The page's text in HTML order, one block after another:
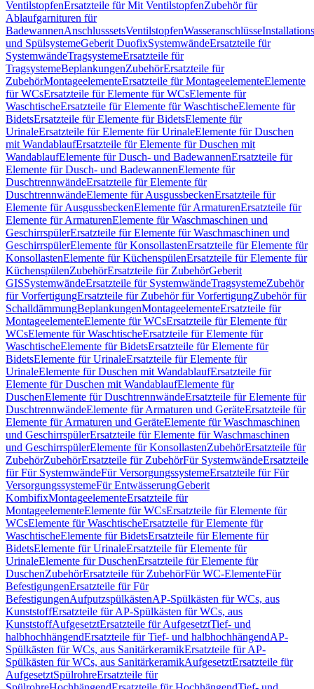
VentilstopfenErsatzteile für Mit VentilstopfenZubehör für
Ablaufgarnituren für
BadewannenAnschlusssetsVentilstopfenWasseranschlüsse
und SpülsystemeGeberit DuofixSystemwändeErsatzteile für
SystemwändeTragsystemeErsatzteile für
TragsystemeBeplankungenZubehörErsatzteile für
ZubehörMontageelementeErsatzteile für MontageelementeElemente
für WCsErsatzteile für Elemente für WCsElemente für
WaschtischeErsatzteile für Elemente für WaschtischeElemente für
BidetsErsatzteile für Elemente für BidetsElemente für
UrinaleErsatzteile für Elemente für UrinaleElemente für Duschen
mit WandablaufErsatzteile für Elemente für Duschen mit
WandablaufElemente für Dusch- und BadewannenErsatzteile für
Elemente für Dusch- und BadewannenElemente für
DuschtrennwändeErsatzteile für Elemente für
DuschtrennwändeElemente für AusgussbeckenErsatzteile für
Elemente für AusgussbeckenElemente für ArmaturenErsatzteile für
Elemente für ArmaturenElemente für Waschmaschinen und
GeschirrspülerErsatzteile für Elemente für Waschmaschinen und
GeschirrspülerElemente für KonsollastenErsatzteile für Elemente für
KonsollastenElemente für KüchenspülenErsatzteile für Elemente für
KüchenspülenZubehörErsatzteile für ZubehörGeberit
GISSystemwändeErsatzteile für SystemwändeTragsystemeZubehör
für VorfertigungErsatzteile für Zubehör für VorfertigungZubehör für
SchalldämmungBeplankungenMontageelementeErsatzteile für
MontageelementeElemente für WCsErsatzteile für Elemente für
WCsElemente für WaschtischeErsatzteile für Elemente für
WaschtischeElemente für BidetsErsatzteile für Elemente für
BidetsElemente für UrinaleErsatzteile für Elemente für
UrinaleElemente für Duschen mit WandablaufErsatzteile für
Elemente für Duschen mit WandablaufElemente für
DuschenElemente für DuschtrennwändeErsatzteile für Elemente für
DuschtrennwändeElemente für Armaturen und GeräteErsatzteile für
Elemente für Armaturen und GeräteElemente für Waschmaschinen
und GeschirrspülerErsatzteile für Elemente für Waschmaschinen
und GeschirrspülerElemente für KonsollastenZubehörErsatzteile für
ZubehörZubehörErsatzteile für ZubehörFür SystemwändeErsatzteile
für Für SystemwändeFür VersorgungssystemeErsatzteile für Für
VersorgungssystemeFür EntwässerungGeberit
KombifixMontageelementeErsatzteile für
MontageelementeElemente für WCsErsatzteile für Elemente für
WCsElemente für WaschtischeErsatzteile für Elemente für
WaschtischeElemente für BidetsErsatzteile für Elemente für
BidetsElemente für UrinaleErsatzteile für Elemente für
UrinaleElemente für DuschenErsatzteile für Elemente für
DuschenZubehörErsatzteile für ZubehörFür WC-ElementeFür
BefestigungenErsatzteile für Für
BefestigungenAufputzspülkästenAP-Spülkästen für WCs, aus
KunststoffErsatzteile für AP-Spülkästen für WCs, aus
KunststoffAufgesetztErsatzteile für AufgesetztTief- und
halbhochhängendErsatzteile für Tief- und halbhochhängendAP-
Spülkästen für WCs, aus SanitärkeramikErsatzteile für AP-
Spülkästen für WCs, aus SanitärkeramikAufgesetztErsatzteile für
AufgesetztSpülrohreErsatzteile für